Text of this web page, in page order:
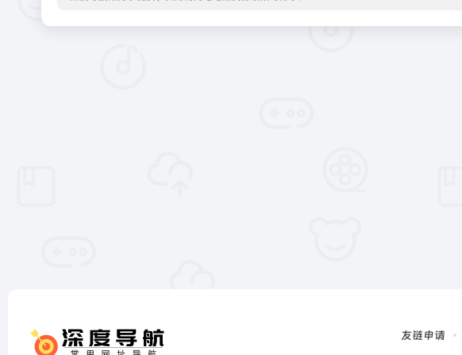
友链申请